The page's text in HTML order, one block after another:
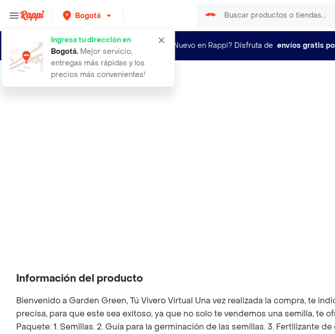
Bogotá
Ingresa tu dirección en
Bogotá. Mejor servicio,
entregas más rápidas y los
precios más convenientes!
¿Nuevo en Rappi? Disfruta de envíos gratis
200 semillas organicas de arracacha
Información del producto
Bienvenido a Garden Green, Tú Vivero Virtual Una vez realizada la compra, te
precisa, para que este sea exitoso, ya que no solo te vendemos una semilla,
Paquete: 1. Semillas. 2. Guía para la germinación de las semillas. 3.